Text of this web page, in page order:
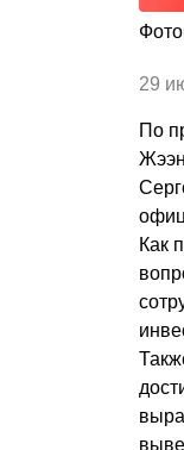
29
По
Как